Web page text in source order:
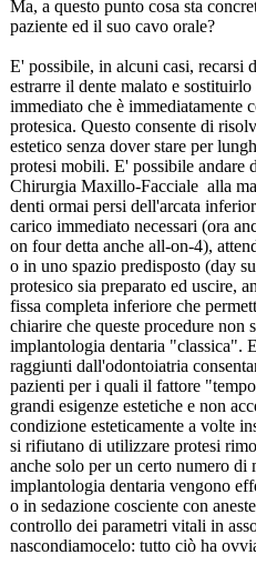
Ma, a questo punto cosa sta
paziente ed il suo cavo orale?
E' possibile, in alcuni casi, recarsi
estrarre il dente malato e
immediato che è immediatamente
protesica. Questo consente di
estetico senza dover stare per
protesi mobili. E' possibile andare
Chirurgia Maxillo-Facciale alla
denti ormai persi dell'arcata
carico immediato necessari (ora
on four detta anche all-on-4),
o in uno spazio predisposto (day
protesico sia preparato ed uscire,
fissa completa inferiore che
chiarire che queste procedure non
implantologia dentaria "classica".
raggiunti dall'odontoiatria
pazienti per i quali il fattore
grandi esigenze estetiche e non
condizione esteticamente a volte
si rifiutano di utilizzare protesi
anche solo per un certo numero
implantologia dentaria vengono
o in sedazione cosciente con
controllo dei parametri vitali in
nascondiamocelo: tutto ciò ha